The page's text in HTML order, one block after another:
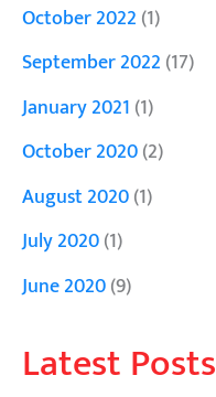
October 2022 (1)
September 2022 (17)
January 2021 (1)
October 2020(2)
August 2020(1)
July 2020(1)
June 2020(9)
Latest Posts